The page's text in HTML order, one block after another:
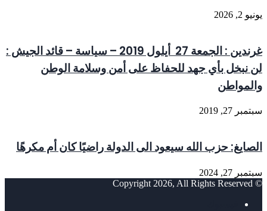
يونيو 2, 2026
غرندين : الجمعة 27 أيلول 2019 – سياسة – قائد الجيش :
لن نبخل بأي جهد للحفاظ على أمن وسلامة الوطن
والمواطن
سبتمبر 27, 2019
الصايغ: حزب الله سيعود الى الدولة راضيًا كان أم مكرهًا
سبتمبر 27, 2024
© Copyright 2026, All Rights Reserved